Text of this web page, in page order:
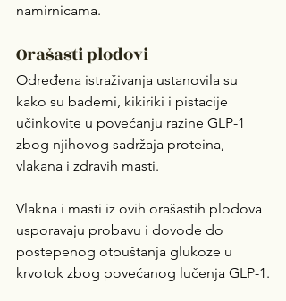
namirnicama.
Orašasti plodovi
Određena istraživanja ustanovila su
kako su bademi, kikiriki i pistacije
učinkovite u povećanju razine GLP-1
zbog njihovog sadržaja proteina,
vlakana i zdravih masti.
Vlakna i masti iz ovih orašastih plodova
usporavaju probavu i dovode do
postepenog otpuštanja glukoze u
krvotok zbog povećanog lučenja GLP-1.